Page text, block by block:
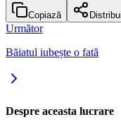
Copiază
Următor
Băiatul iubește o fată
Despre aceasta lucrare